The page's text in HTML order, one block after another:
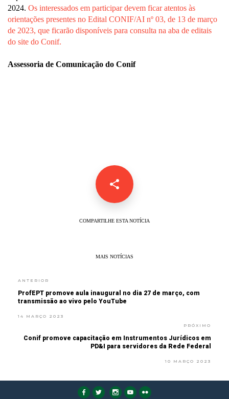
2024. Os interessados em participar devem ficar atentos às
orientações presentes no Edital CONIF/AI nº 03, de 13 de março
de 2023, que ficarão disponíveis para consulta na aba de editais
do site do Conif.
Assessoria de Comunicação do Conif
COMPARTILHE ESTA NOTÍCIA
MAIS NOTÍCIAS
ANTERIOR
ProfEPT promove aula inaugural no dia 27 de março, com
transmissão ao vivo pelo YouTube
14 MARÇO 2023
PRÓXIMO
Conif promove capacitação em Instrumentos Jurídicos em
PD&I para servidores da Rede Federal
10 MARÇO 2023